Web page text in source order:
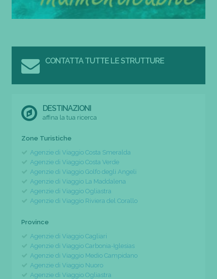
CONTATTA TUTTE LE STRUTTURE
DESTINAZIONI
affina la tua ricerca
Zone Turistiche
Agenzie di Viaggio Costa Smeralda
Agenzie di Viaggio Costa Verde
Agenzie di Viaggio Golfo degli Angeli
Agenzie di Viaggio La Maddalena
Agenzie di Viaggio Ogliastra
Agenzie di Viaggio Riviera del Corallo
Province
Agenzie di Viaggio Cagliari
Agenzie di Viaggio Carbonia-Iglesias
Agenzie di Viaggio Medio Campidano
Agenzie di Viaggio Nuoro
Agenzie di Viaggio Ogliastra